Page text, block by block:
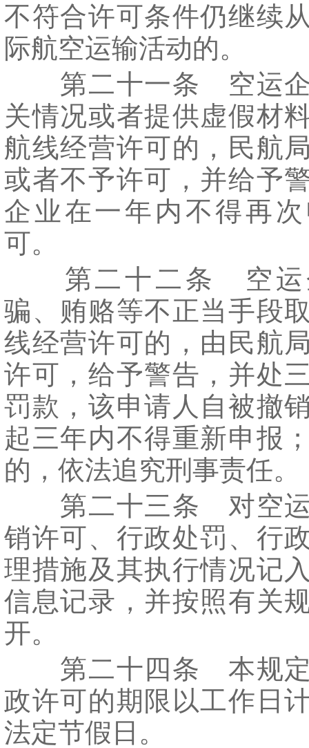
不符合许可条件仍继续
际航空运输活动的。
第二十一条 空运企
关情况或者提供虚假材
航线经营许可的，民航
或者不予许可，并给予
企业在一年内不得再
可。
第二十二条 空运
骗、贿赂等不正当手段
线经营许可的，由民航
许可，给予警告，并处
罚款，该申请人自被撤
起三年内不得重新申报
的，依法追究刑事责任。
第二十三条 对空运
销许可、行政处罚、行
理措施及其执行情况记
信息记录，并按照有关
开。
第二十四条 本规定
政许可的期限以工作日
法定节假日。